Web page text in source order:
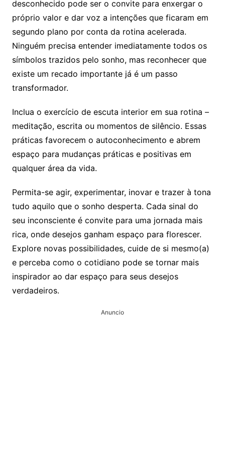
desconhecido pode ser o convite para enxergar o
próprio valor e dar voz a intenções que ficaram em
segundo plano por conta da rotina acelerada.
Ninguém precisa entender imediatamente todos os
símbolos trazidos pelo sonho, mas reconhecer que
existe um recado importante já é um passo
transformador.
Inclua o exercício de escuta interior em sua rotina –
meditação, escrita ou momentos de silêncio. Essas
práticas favorecem o autoconhecimento e abrem
espaço para mudanças práticas e positivas em
qualquer área da vida.
Permita-se agir, experimentar, inovar e trazer à tona
tudo aquilo que o sonho desperta. Cada sinal do
seu inconsciente é convite para uma jornada mais
rica, onde desejos ganham espaço para florescer.
Explore novas possibilidades, cuide de si mesmo(a)
e perceba como o cotidiano pode se tornar mais
inspirador ao dar espaço para seus desejos
verdadeiros.
Anuncio